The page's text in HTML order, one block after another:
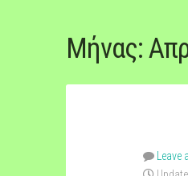
Μήνας: